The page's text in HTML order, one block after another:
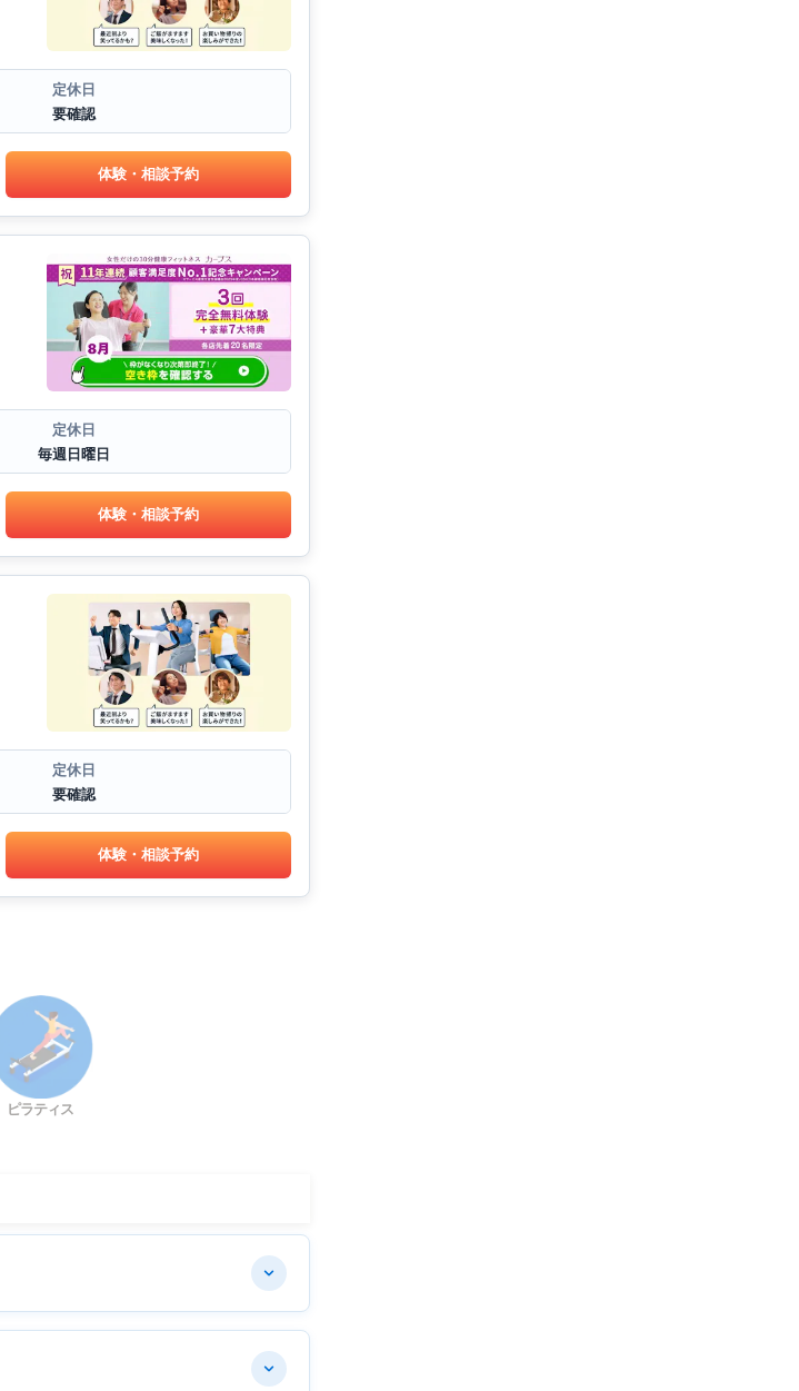
定休日
要確認
体験・相談予約
定休日
毎週日曜日
体験・相談予約
定休日
要確認
体験・相談予約
ピラティス